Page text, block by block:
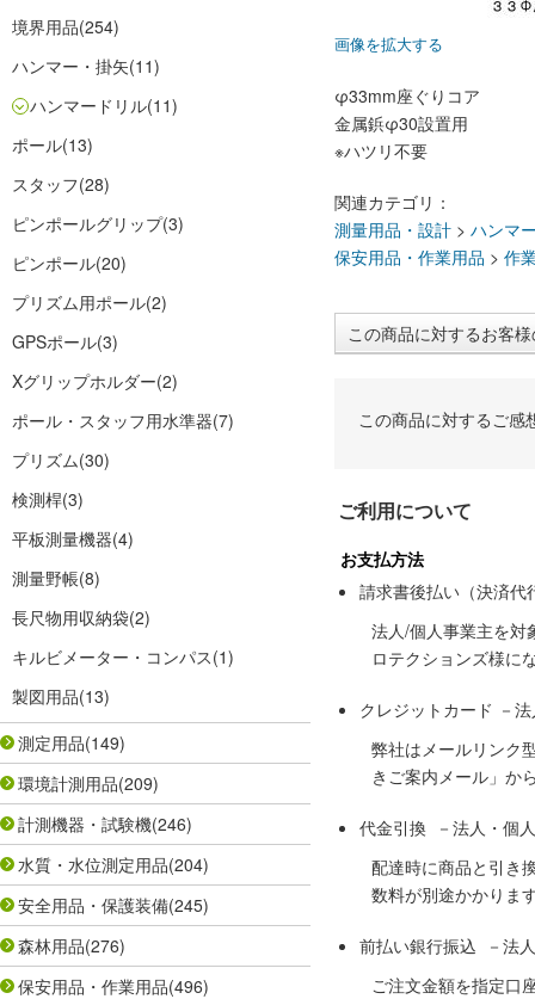
境界用品(254)
ハンマー・掛矢(11)
ハンマードリル(11)
ポール(13)
スタッフ(28)
ピンポールグリップ(3)
ピンポール(20)
プリズム用ポール(2)
GPSポール(3)
Xグリップホルダー(2)
ポール・スタッフ用水準器(7)
プリズム(30)
検測桿(3)
平板測量機器(4)
測量野帳(8)
長尺物用収納袋(2)
キルビメーター・コンパス(1)
製図用品(13)
測定用品(149)
環境計測用品(209)
計測機器・試験機(246)
水質・水位測定用品(204)
安全用品・保護装備(245)
森林用品(276)
保安用品・作業用品(496)
画像を拡大する
φ33mm座ぐりコア
金属鋲φ30設置用
※ハツリ不要
関連カテゴリ：
測量用品・設計 > ハンマ
保安用品・作業用品 > 作
この商品に対するお客
この商品に対するご感
ご利用について
お支払方法
請求書後払い（決済代
法人/個人事業主を対
ロテクションズ様に
クレジットカード －
弊社はメールリンク
きご案内メール」か
代金引換 －法人・個
配達時に商品と引き
数料が別途かかりま
前払い銀行振込 －法
ご注文金額を指定口